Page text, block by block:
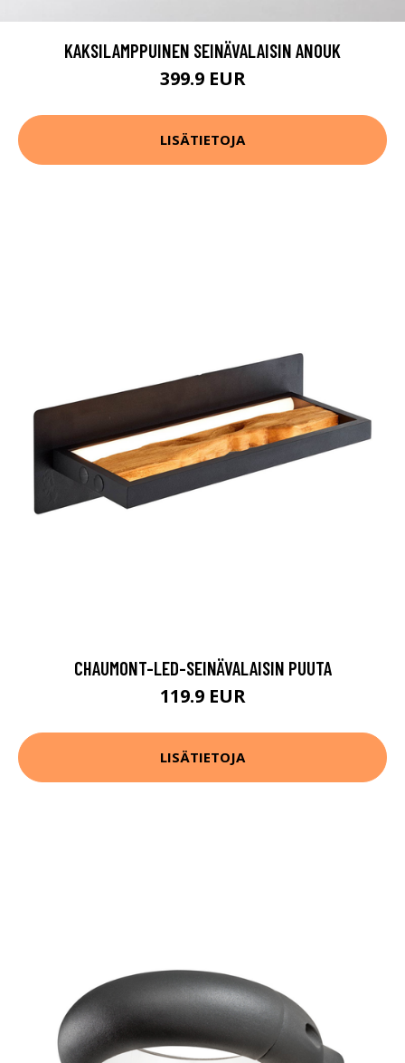
KAKSILAMPPUINEN SEINÄVALAISIN ANOUK
399.9 EUR
LISÄTIETOJA
CHAUMONT-LED-SEINÄVALAISIN PUUTA
119.9 EUR
LISÄTIETOJA